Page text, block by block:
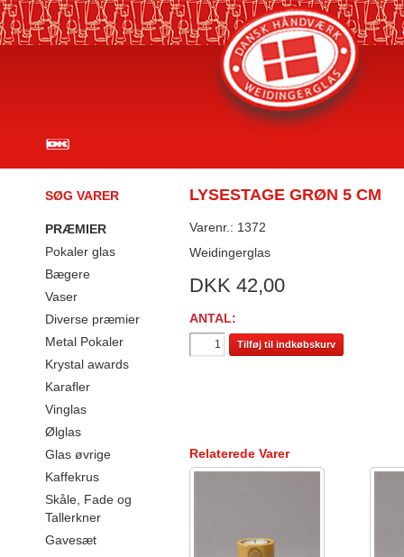
SØG VARER
PRÆMIER
Pokaler glas
Bægere
Vaser
Diverse præmier
Metal Pokaler
Krystal awards
Karafler
Vinglas
Ølglas
Glas øvrige
Kaffekrus
Skåle, Fade og
Tallerkner
Gavesæt
LYSESTAGE GRØN 5 CM
Varenr.: 1372
Weidingerglas
DKK 42,00
ANTAL:
Tilføj til indkøbskurv
Relaterede Varer